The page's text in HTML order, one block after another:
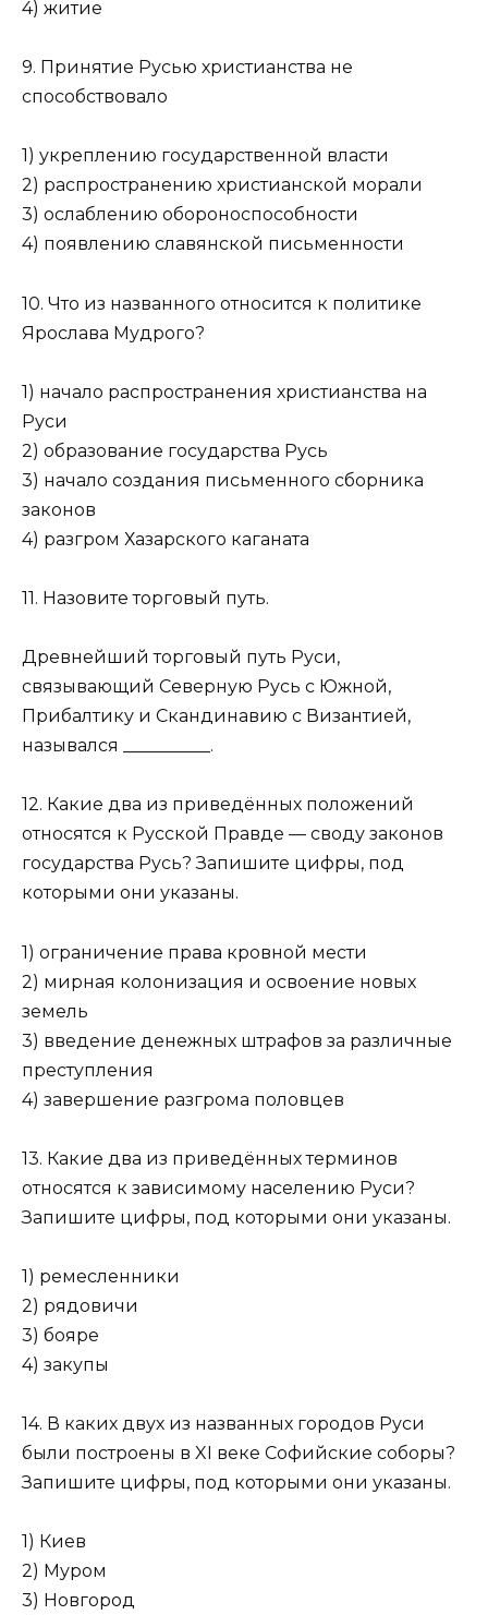
4) житие
9. Принятие Русью христианства не
способствовало
1) укреплению государственной власти
2) распространению христианской морали
3) ослаблению обороноспособности
4) появлению славянской письменности
10. Что из названного относится к политике
Ярослава Мудрого?
1) начало распространения христианства на
Руси
2) образование государства Русь
3) начало создания письменного сборника
законов
4) разгром Хазарского каганата
11. Назовите торговый путь.
Древнейший торговый путь Руси,
связывающий Северную Русь с Южной,
Прибалтику и Скандинавию с Византией,
назывался __________.
12. Какие два из приведённых положений
относятся к Рус­ской Правде — своду законов
государства Русь? Запишите цифры, под
которыми они указаны.
1) ограничение права кровной мести
2) мирная колонизация и освоение новых
земель
3) введение денежных штрафов за различные
преступления
4) завершение разгрома половцев
13. Какие два из приведённых терминов
относятся к зависимому населению Руси?
Запишите цифры, под которыми они указаны.
1) ремесленники
2) рядовичи
3) бояре
4) закупы
14. В каких двух из названных городов Руси
были построены в XI веке Софийские соборы?
Запишите цифры, под которыми они указаны.
1) Киев
2) Муром
3) Новгород